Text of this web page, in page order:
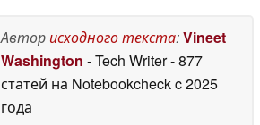
20 May 2026
Авторисходного текста:Vineet
Washington - Tech Writer- 877
статей на Notebookcheckc 2025
года